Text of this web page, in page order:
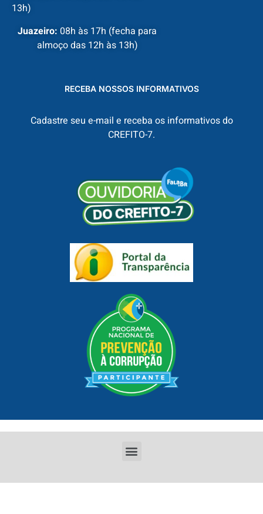
13h)
Juazeiro: 08h às 17h (fecha para
almoço das 12h às 13h)
RECEBA NOSSOS INFORMATIVOS
Cadastre seu e-mail e receba os informativos do
CREFITO-7.